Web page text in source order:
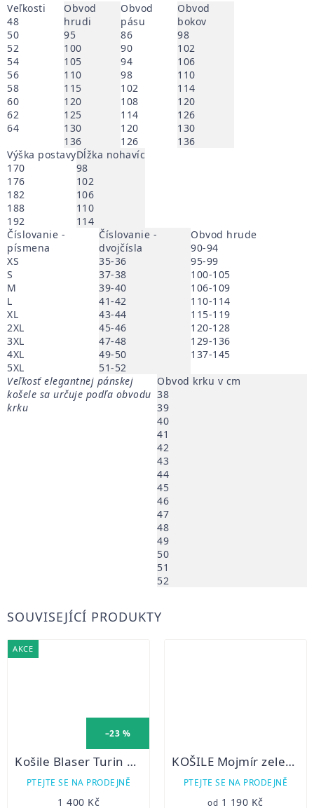
Veľkosti
48
50
52
54
56
58
60
62
64
Obvod
hrudi
95
100
105
110
115
120
125
130
136
Obvod
pásu
86
90
94
98
102
108
114
120
126
Obvod
bokov
98
102
106
110
114
120
126
130
136
Výška postavy
170
176
182
188
192
Dĺžka nohavíc
98
102
106
110
114
Číslovanie -
písmena
XS
S
M
L
XL
2XL
3XL
4XL
5XL
Číslovanie -
dvojčísla
35-36
37-38
39-40
41-42
43-44
45-46
47-48
49-50
51-52
Obvod hrude
90-94
95-99
100-105
106-109
110-114
115-119
120-128
129-136
137-145
Veľkosť elegantnej pánskej
košele sa určuje podľa obvodu
krku
Obvod krku v cm
38
39
40
41
42
43
44
45
46
47
48
49
50
51
52
SOUVISEJÍCÍ PRODUKTY
AKCE
–23 %
Košile Blaser Turin Twill
PTEJTE SE NA PRODEJNĚ
1 400 Kč
KOŠILE Mojmír zelená- dlouhý rukáv
PTEJTE SE NA PRODEJNĚ
od 1 190 Kč